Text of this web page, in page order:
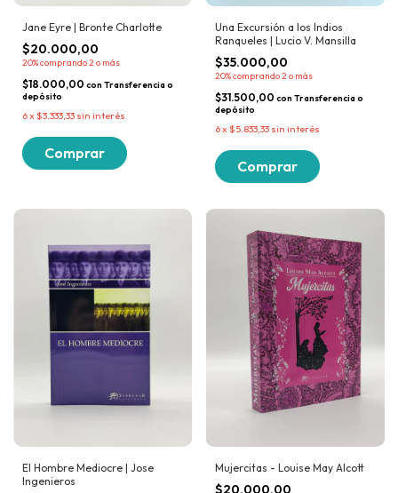
Jane Eyre | Bronte Charlotte
$20.000,00
20%comprando 2 o más
$18.000,00 con Transferencia o
depósito
6x $3.333,33 sin interés
Una Excursión a los Indios
Ranqueles | Lucio V. Mansilla
$35.000,00
20%comprando 2 o más
$31.500,00 con Transferencia o
depósito
6x $5.833,33 sin interés
El Hombre Mediocre | Jose
Ingenieros
Mujercitas - Louise May Alcott
$20.000,00